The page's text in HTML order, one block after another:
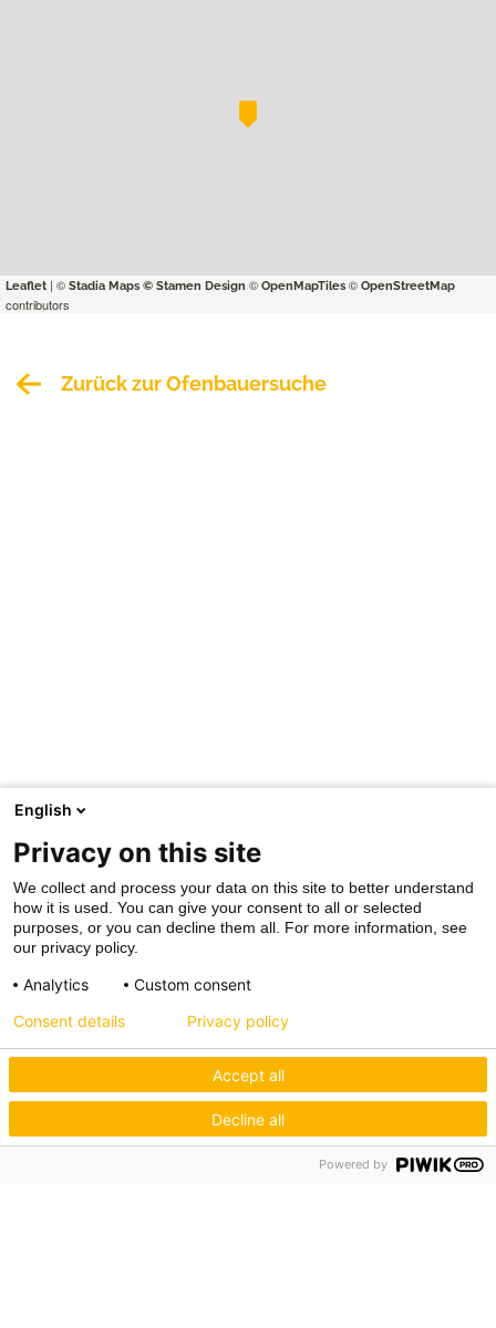
Leaflet | © Stadia Maps © Stamen Design © OpenMapTiles © OpenStreetMap
contributors
Zurück zur Ofenbauersuche
English
Privacy on this site
We collect and process your data on this site to better understand
how it is used. You can give your consent to all or selected
purposes, or you can decline them all. For more information, see
our privacy policy.
Analytics Custom consent
Accept all
Decline all
Consent details Privacy policy
Powered by